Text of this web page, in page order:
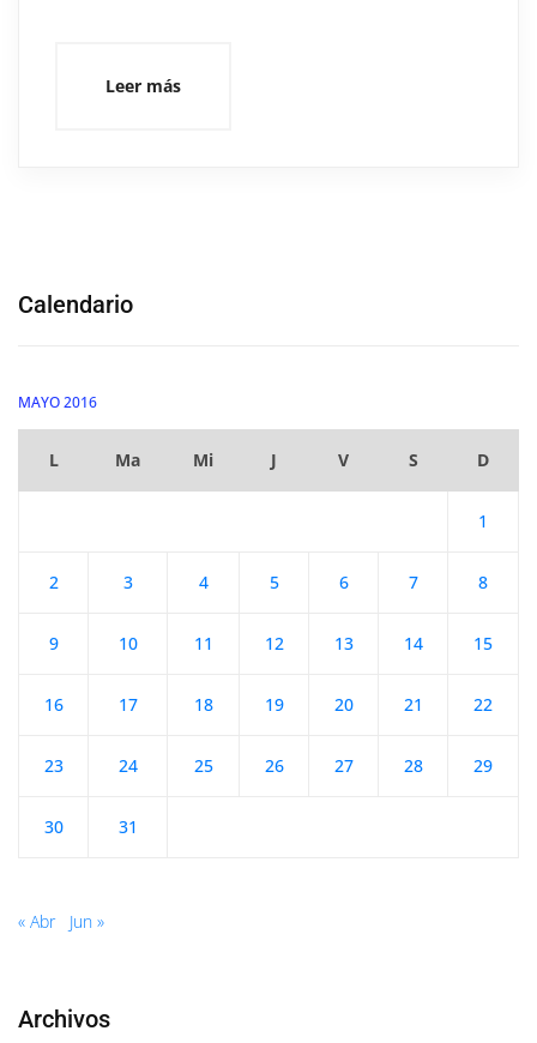
Leer más
Calendario
MAYO 2016
L Ma Mi J V S D
1
2 3 4 5 6 7 8
9 10 11 12 13 14 15
16 17 18 19 20 21 22
23 24 25 26 27 28 29
30 31
« Abr Jun »
Archivos